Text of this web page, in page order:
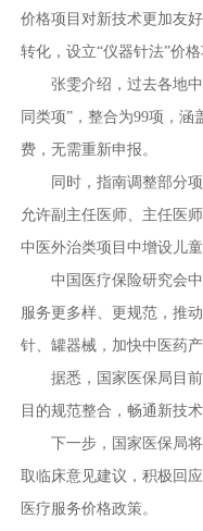
价格项目对新技术更加友
转化，设立“仪器针法”价
张雯介绍，过去各地中
同类项”，整合为99项，
费，无需重新申报。
同时，指南调整部分项
允许副主任医师、主任医
中医外治类项目中增设儿
中国医疗保险研究会中
服务更多样、更规范，推
针、罐器械，加快中医药产
据悉，国家医保局目前
目的规范整合，畅通新技术
下一步，国家医保局将
取临床意见建议，积极回
医疗服务价格政策。